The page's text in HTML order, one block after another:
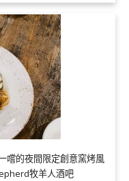
嚐的夜間限定創意窯烤風
牧羊人酒吧